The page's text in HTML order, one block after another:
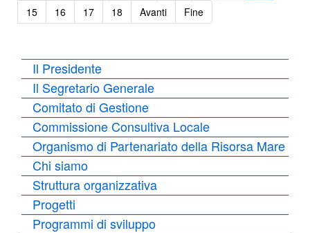
15
16 17 18 Avanti Fine
Il Presidente
Il Segretario Generale
Comitato di Gestione
Commissione Consultiva Locale
Organismo di Partenariato della Risorsa Mare
Chi siamo
Struttura organizzativa
Progetti
Programmi di sviluppo